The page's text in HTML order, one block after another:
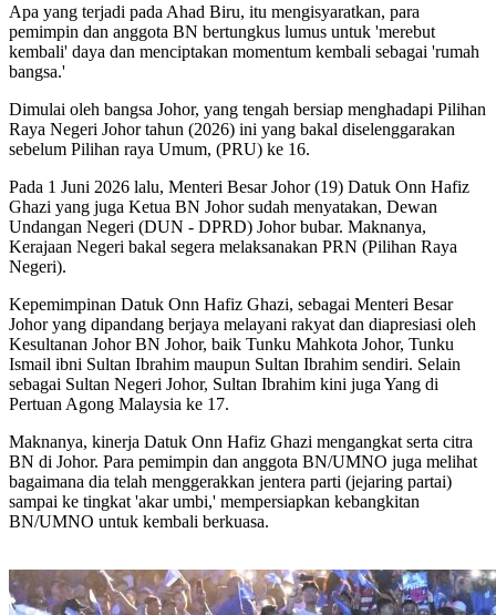
Apa yang terjadi pada Ahad Biru, itu mengisyaratkan, para
pemimpin dan anggota BN bertungkus lumus untuk 'merebut
kembali' daya dan menciptakan momentum kembali sebagai 'rumah
bangsa.'
Dimulai oleh bangsa Johor, yang tengah bersiap menghadapi Pilihan
Raya Negeri Johor tahun (2026) ini yang bakal diselenggarakan
sebelum Pilihan raya Umum, (PRU) ke 16.
Pada 1 Juni 2026 lalu, Menteri Besar Johor (19) Datuk Onn Hafiz
Ghazi yang juga Ketua BN Johor sudah menyatakan, Dewan
Undangan Negeri (DUN - DPRD) Johor bubar. Maknanya,
Kerajaan Negeri bakal segera melaksanakan PRN (Pilihan Raya
Negeri).
Kepemimpinan Datuk Onn Hafiz Ghazi, sebagai Menteri Besar
Johor yang dipandang berjaya melayani rakyat dan diapresiasi oleh
Kesultanan Johor BN Johor, baik Tunku Mahkota Johor, Tunku
Ismail ibni Sultan Ibrahim maupun Sultan Ibrahim sendiri. Selain
sebagai Sultan Negeri Johor, Sultan Ibrahim kini juga Yang di
Pertuan Agong Malaysia ke 17.
Maknanya, kinerja Datuk Onn Hafiz Ghazi mengangkat serta citra
BN di Johor. Para pemimpin dan anggota BN/UMNO juga melihat
bagaimana dia telah menggerakkan jentera parti (jejaring partai)
sampai ke tingkat 'akar umbi,' mempersiapkan kebangkitan
BN/UMNO untuk kembali berkuasa.